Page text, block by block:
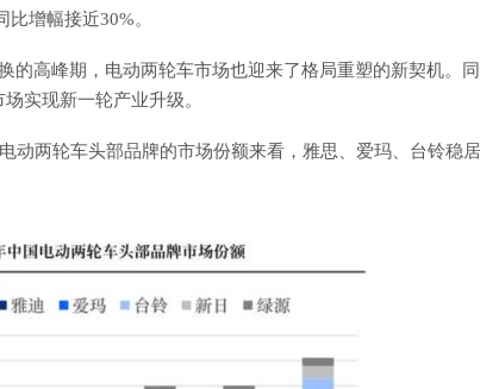
增幅接近30%。
的高峰期，电动两轮车市场也迎来了格局重塑的新契机。
实现新一轮产业升级。
动两轮车头部品牌的市场份额来看，雅思、爱玛、台铃稳